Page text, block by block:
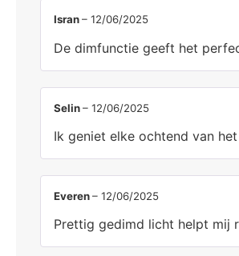
Isran– 12/06/2025
De dimfunctie geeft het
Selin– 12/06/2025
Ik geniet elke ochtend van
Everen– 12/06/2025
Prettig gedimd licht helpt mij